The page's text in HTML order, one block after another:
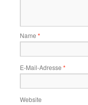
Name *
E-Mail-Adresse *
Website